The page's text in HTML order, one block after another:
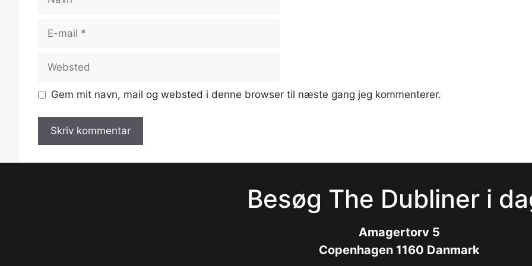
mail
Gem mit navn, mail og websted i denne browser til næste gang jeg kommenterer.
Besøg The Dubliner i
Amagertorv 5
Copenhagen 1160 Danmark